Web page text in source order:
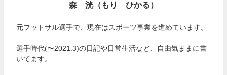
森 洸（もり ひかる）
元フットサル選手で、現在はスポーツ事業を進めています。
選手時代(〜2021.3)の日記や日常生活など、自由気ままに書
いてます。